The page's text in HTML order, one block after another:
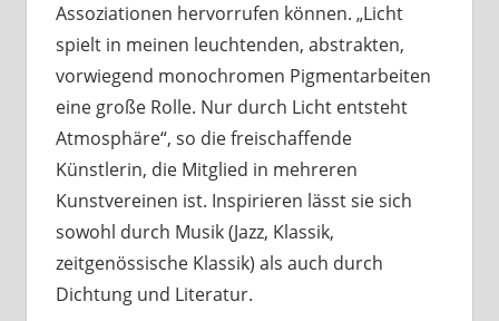
Assoziationen hervorrufen können. „Licht
spielt in meinen leuchtenden, abstrakten,
vorwiegend monochromen Pigmentarbeiten
eine große Rolle. Nur durch Licht entsteht
Atmosphäre“, so die freischaffende
Künstlerin, die Mitglied in mehreren
Kunstvereinen ist. Inspirieren lässt sie sich
sowohl durch Musik (Jazz, Klassik,
zeitgenössische Klassik) als auch durch
Dichtung und Literatur.